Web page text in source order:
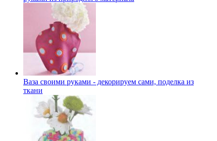
Ваза своими руками - декорируем сами, поделка из
ткани